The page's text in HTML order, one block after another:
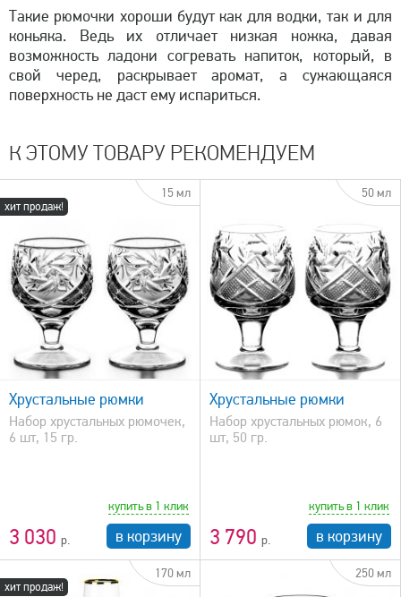
Такие рюмочки хороши будут как для водки, так и для
коньяка. Ведь их отличает низкая ножка, давая
возможность ладони согревать напиток, который, в
свой черед, раскрывает аромат, а сужающаяся
поверхность не даст ему испариться.
К ЭТОМУ ТОВАРУ РЕКОМЕНДУЕМ
хит продаж!
15 мл
Хрустальные рюмки
Набор хрустальных рюмочек,
6 шт, 15 гр.
3 030
купить в 1 клик
в корзину
50 мл
быстрый просмотр
Хрустальные рюмки
Набор хрустальных рюмок, 6
шт, 50 гр.
3 790
купить в 1 клик
в корзину
хит продаж!
170 мл 250 мл